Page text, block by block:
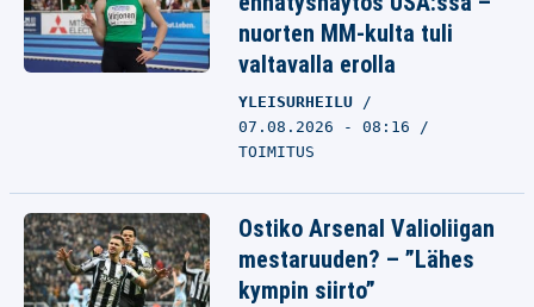
nuorten MM-kulta tuli
valtavalla erolla
YLEISURHEILU
07.08.2026 - 08:16
TOIMITUS
Ostiko Arsenal Valioliigan
mestaruuden? – ”Lähes
kympin siirto”